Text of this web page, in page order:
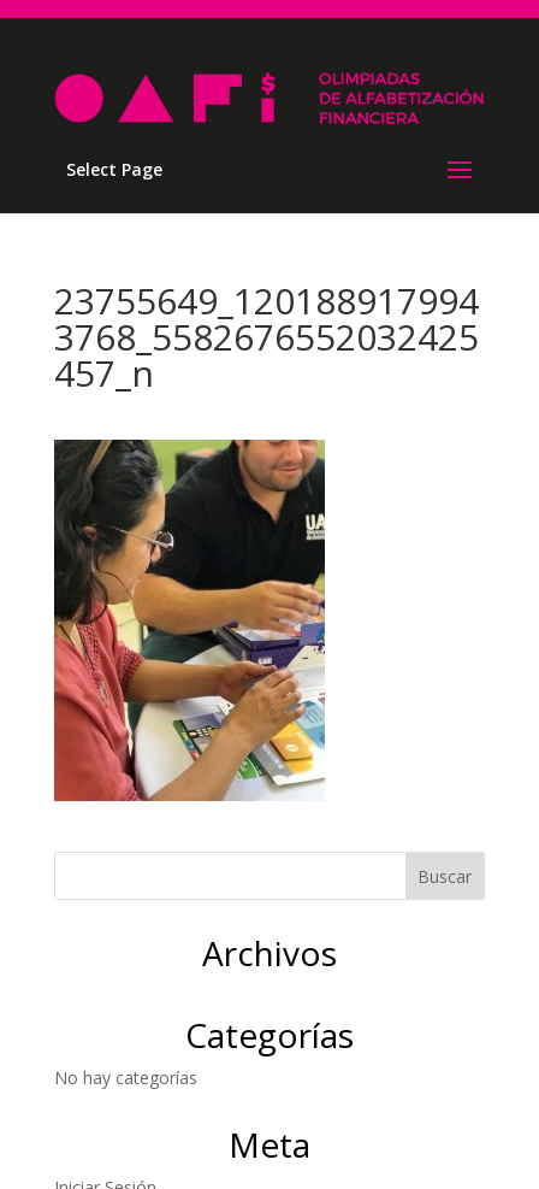
Select Page
23755649_120188917994
3768_5582676552032425
457_n
Archivos
Categorías
No hay categorías
Meta